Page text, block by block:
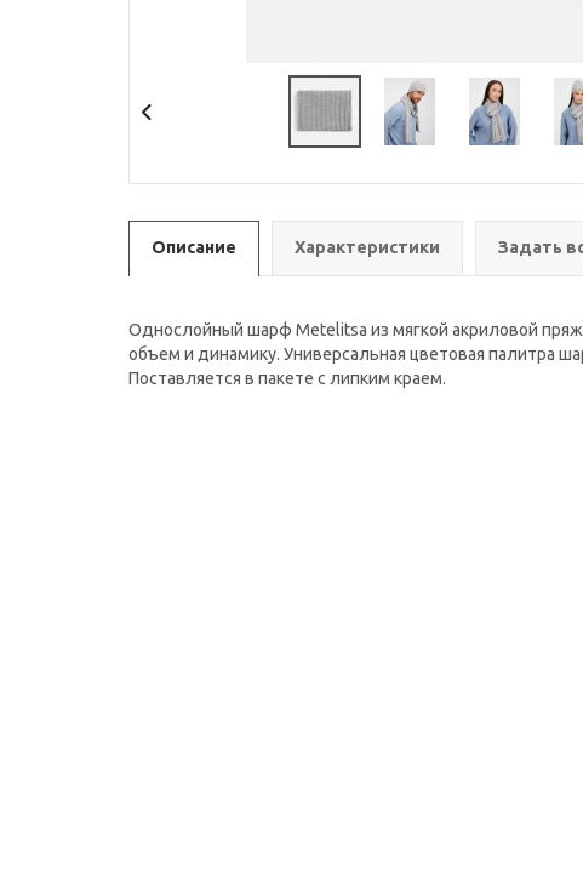
Описание Характеристики Задать
Однослойный шарф Metelitsa из мягкой акриловой
объем и динамику. Универсальная цветовая палитра
Поставляется в пакете с липким краем.